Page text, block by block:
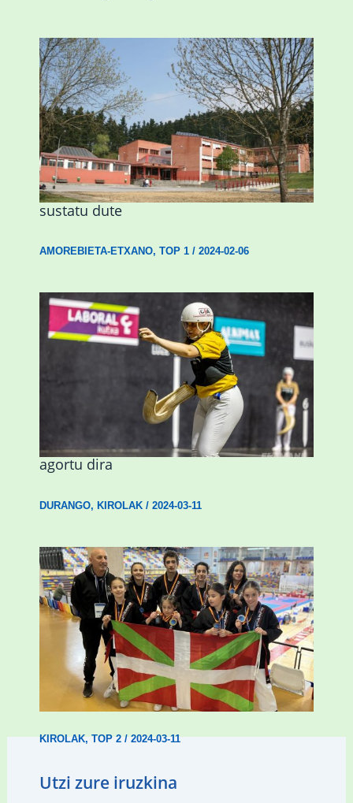
Amorebietak eta Eusko Jaurlaritzak
Urritxen institutu berri bat eraikitzea
sustatu dute
AMOREBIETA-ETXANO, TOP 1/ 2024-02-06
Astelehenean Durangon jokatuko den
emakumezkoen zesta finaleko sarrerak
agortu dira
DURANGO, KIROLAK/ 2024-03-11
Wadokan garaile Espainiako txapelketan
14 dominarekin
KIROLAK,TOP 2/2024-03-11
Utzi zure iruzkina